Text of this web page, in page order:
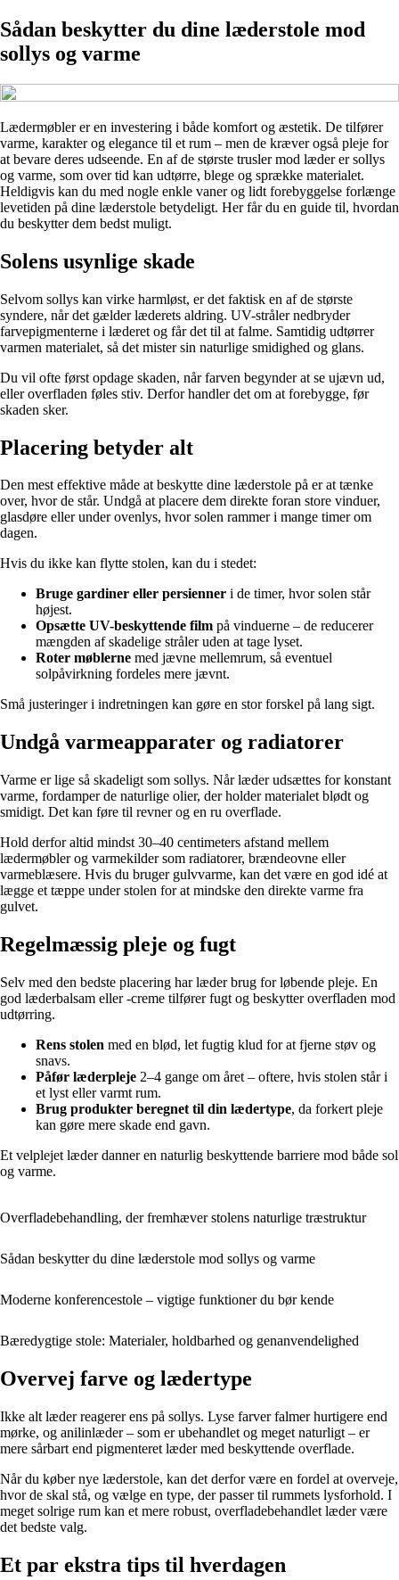
Sådan beskytter du dine læderstole mod
sollys og varme
Lædermøbler er en investering i både komfort og æstetik. De tilfører
varme, karakter og elegance til et rum – men de kræver også pleje for
at bevare deres udseende. En af de største trusler mod læder er sollys
og varme, som over tid kan udtørre, blege og sprække materialet.
Heldigvis kan du med nogle enkle vaner og lidt forebyggelse forlænge
levetiden på dine læderstole betydeligt. Her får du en guide til, hvordan
du beskytter dem bedst muligt.
Solens usynlige skade
Selvom sollys kan virke harmløst, er det faktisk en af de største
syndere, når det gælder læderets aldring. UV-stråler nedbryder
farvepigmenterne i læderet og får det til at falme. Samtidig udtørrer
varmen materialet, så det mister sin naturlige smidighed og glans.
Du vil ofte først opdage skaden, når farven begynder at se ujævn ud,
eller overfladen føles stiv. Derfor handler det om at forebygge, før
skaden sker.
Placering betyder alt
Den mest effektive måde at beskytte dine læderstole på er at tænke
over, hvor de står. Undgå at placere dem direkte foran store vinduer,
glasdøre eller under ovenlys, hvor solen rammer i mange timer om
dagen.
Hvis du ikke kan flytte stolen, kan du i stedet:
Bruge gardiner eller persienner i de timer, hvor solen står
højest.
Opsætte UV-beskyttende film på vinduerne – de reducerer
mængden af skadelige stråler uden at tage lyset.
Roter møblerne med jævne mellemrum, så eventuel
solpåvirkning fordeles mere jævnt.
Små justeringer i indretningen kan gøre en stor forskel på lang sigt.
Undgå varmeapparater og radiatorer
Varme er lige så skadeligt som sollys. Når læder udsættes for konstant
varme, fordamper de naturlige olier, der holder materialet blødt og
smidigt. Det kan føre til revner og en ru overflade.
Hold derfor altid mindst 30–40 centimeters afstand mellem
lædermøbler og varmekilder som radiatorer, brændeovne eller
varmeblæsere. Hvis du bruger gulvvarme, kan det være en god idé at
lægge et tæppe under stolen for at mindske den direkte varme fra
gulvet.
Regelmæssig pleje og fugt
Selv med den bedste placering har læder brug for løbende pleje. En
god læderbalsam eller -creme tilfører fugt og beskytter overfladen mod
udtørring.
Rens stolen med en blød, let fugtig klud for at fjerne støv og
snavs.
Påfør læderpleje 2–4 gange om året – oftere, hvis stolen står i
et lyst eller varmt rum.
Brug produkter beregnet til din lædertype, da forkert pleje
kan gøre mere skade end gavn.
Et velplejet læder danner en naturlig beskyttende barriere mod både sol
og varme.
Overfladebehandling, der fremhæver stolens naturlige træstruktur
Sådan beskytter du dine læderstole mod sollys og varme
Moderne konferencestole – vigtige funktioner du bør kende
Bæredygtige stole: Materialer, holdbarhed og genanvendelighed
Overvej farve og lædertype
Ikke alt læder reagerer ens på sollys. Lyse farver falmer hurtigere end
mørke, og anilinlæder – som er ubehandlet og meget naturligt – er
mere sårbart end pigmenteret læder med beskyttende overflade.
Når du køber nye læderstole, kan det derfor være en fordel at overveje,
hvor de skal stå, og vælge en type, der passer til rummets lysforhold. I
meget solrige rum kan et mere robust, overfladebehandlet læder være
det bedste valg.
Et par ekstra tips til hverdagen